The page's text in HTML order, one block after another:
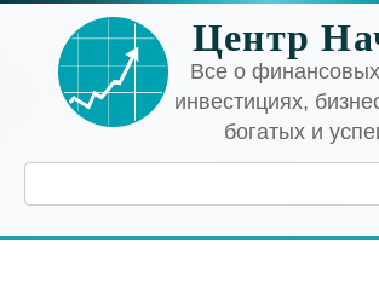
Перейти
контенту
Центр
Все о
инвестициях,
богатых и
Поиск: